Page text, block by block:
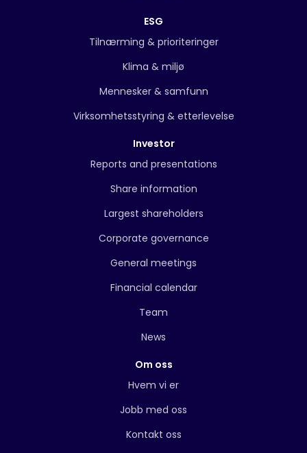
ESG
Tilnærming & prioriteringer
Klima & miljø
Mennesker & samfunn
Virksomhetsstyring & etterlevelse
Investor
Reports and presentations
Share information
Largest shareholders
Corporate governance
General meetings
Financial calendar
Team
News
Om oss
Hvem vi er
Jobb med oss
Kontakt oss